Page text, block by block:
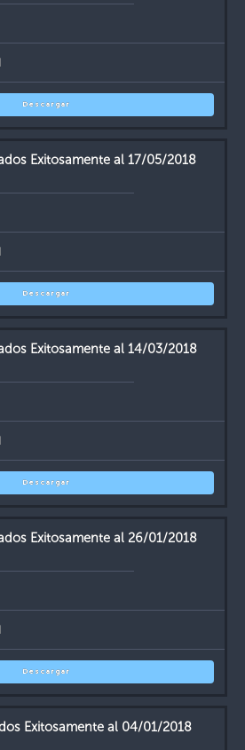
Descargar
Exitosamente al 17/05/2018
Descargar
Exitosamente al 14/03/2018
Descargar
Exitosamente al 26/01/2018
Descargar
Exitosamente al 04/01/2018